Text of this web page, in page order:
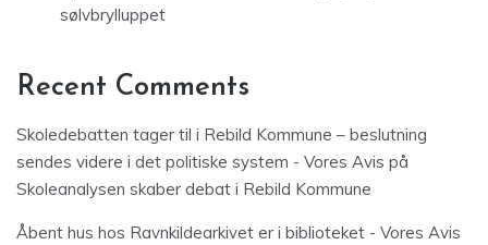
sølvbrylluppet
Recent Comments
Skoledebatten tager til i Rebild Kommune – beslutning
sendes videre i det politiske system - Vores Avis på
Skoleanalysen skaber debat i Rebild Kommune
Åbent hus hos Ravnkildearkivet er i biblioteket - Vores Avis